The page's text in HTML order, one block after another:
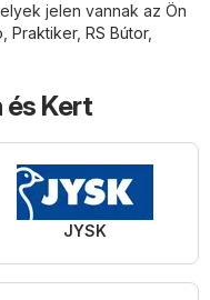
jelen vannak az Ön
Praktiker, RS Bútor,
Kert
JYSK